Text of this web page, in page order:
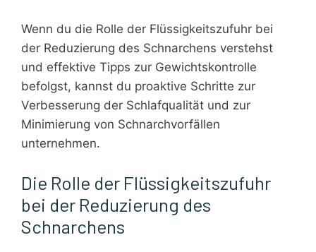
Wenn du die Rolle der Flüssigkeitszufuhr bei
der Reduzierung des Schnarchens verstehst
und effektive Tipps zur Gewichtskontrolle
befolgst, kannst du proaktive Schritte zur
Verbesserung der Schlafqualität und zur
Minimierung von Schnarchvorfällen
unternehmen.
Die Rolle der Flüssigkeitszufuhr
bei der Reduzierung des
Schnarchens